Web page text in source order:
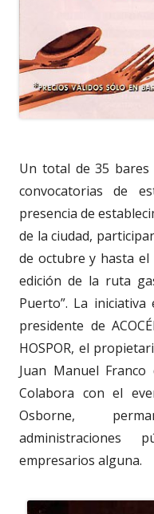
Un total de 35
convocatorias de
presencia de
de la ciudad,
de octubre y hasta el
edición de la ruta
Puerto”. La
presidente de
HOSPOR, el
Juan Manuel Franco
Colabora con el
Osborne,
administraciones
empresarios alguna.